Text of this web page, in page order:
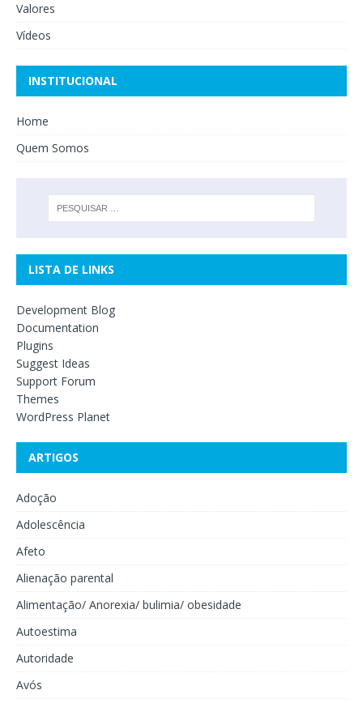
Valores
Vídeos
INSTITUCIONAL
Home
Quem Somos
LISTA DE LINKS
Development Blog
Documentation
Plugins
Suggest Ideas
Support Forum
Themes
WordPress Planet
ARTIGOS
Adoção
Adolescência
Afeto
Alienação parental
Alimentação/ Anorexia/ bulimia/ obesidade
Autoestima
Autoridade
Avós